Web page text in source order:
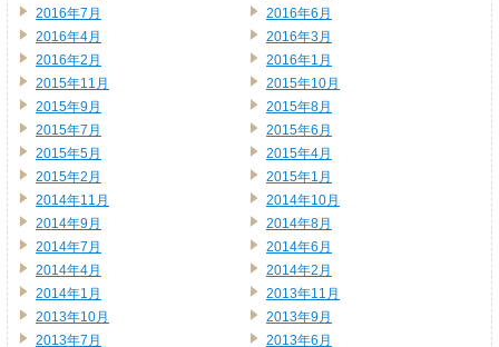
2016年7月
2016年6月
2016年4月
2016年3月
2016年2月
2016年1月
2015年11月
2015年10月
2015年9月
2015年8月
2015年7月
2015年6月
2015年5月
2015年4月
2015年2月
2015年1月
2014年11月
2014年10月
2014年9月
2014年8月
2014年7月
2014年6月
2014年4月
2014年2月
2014年1月
2013年11月
2013年10月
2013年9月
2013年7月
2013年6月